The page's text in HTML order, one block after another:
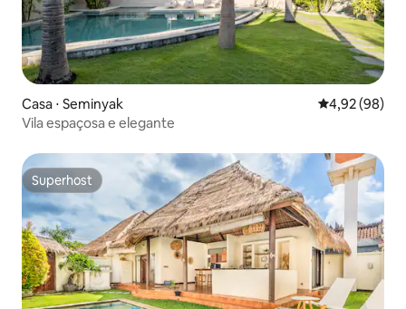
Casa ⋅ Seminyak 4,92 de uma
4,92 (98)
Vila espaçosa e elegante
Superhost
Superhost